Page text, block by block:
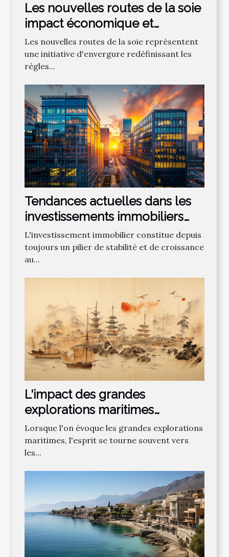
Les nouvelles routes de la soie
impact économique et
géopolitique pour le
commerce international
Les nouvelles routes de la soie représentent
une initiative d'envergure redéfinissant les
règles...
Tendances actuelles dans les
investissements immobiliers
européens
L'investissement immobilier constitue depuis
toujours un pilier de stabilité et de croissance
au...
L'impact des grandes
explorations maritimes
chinoises sur les relations
internationales
Lorsque l'on évoque les grandes explorations
maritimes, l'esprit se tourne souvent vers
les...